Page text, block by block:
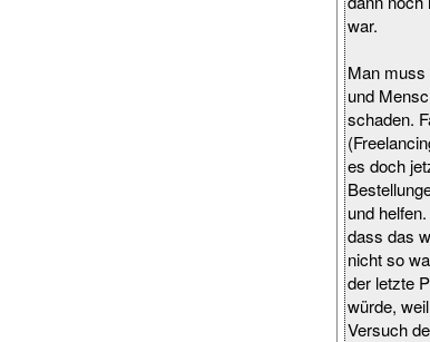
war.
Man muss
und
schaden.
es doch
und
dass das
nicht so
der letzte
würde,
Versuch